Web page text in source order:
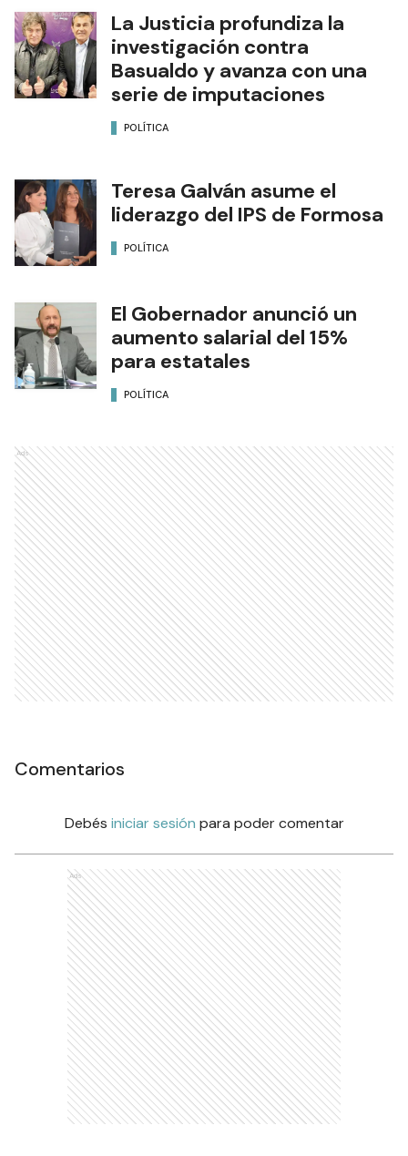
La Justicia profundiza la
investigación contra
Basualdo y avanza con una
serie de imputaciones
POLÍTICA
Teresa Galván asume el
liderazgo del IPS de Formosa
POLÍTICA
El Gobernador anunció un
aumento salarial del 15%
para estatales
POLÍTICA
Ads
Comentarios
Debés iniciar sesión para poder comentar
Ads